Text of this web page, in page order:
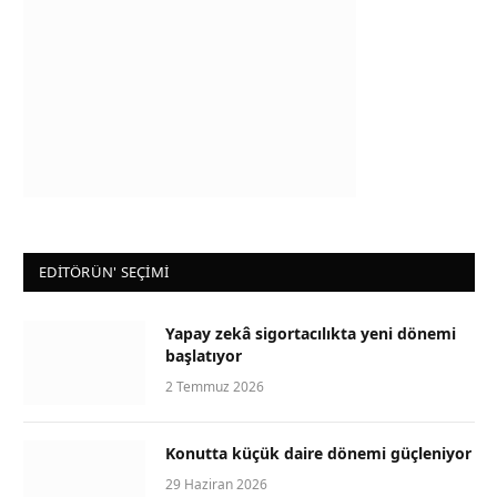
EDİTÖRÜN' SEÇİMİ
Yapay zekâ sigortacılıkta yeni dönemi
başlatıyor
2 Temmuz 2026
Konutta küçük daire dönemi güçleniyor
29 Haziran 2026